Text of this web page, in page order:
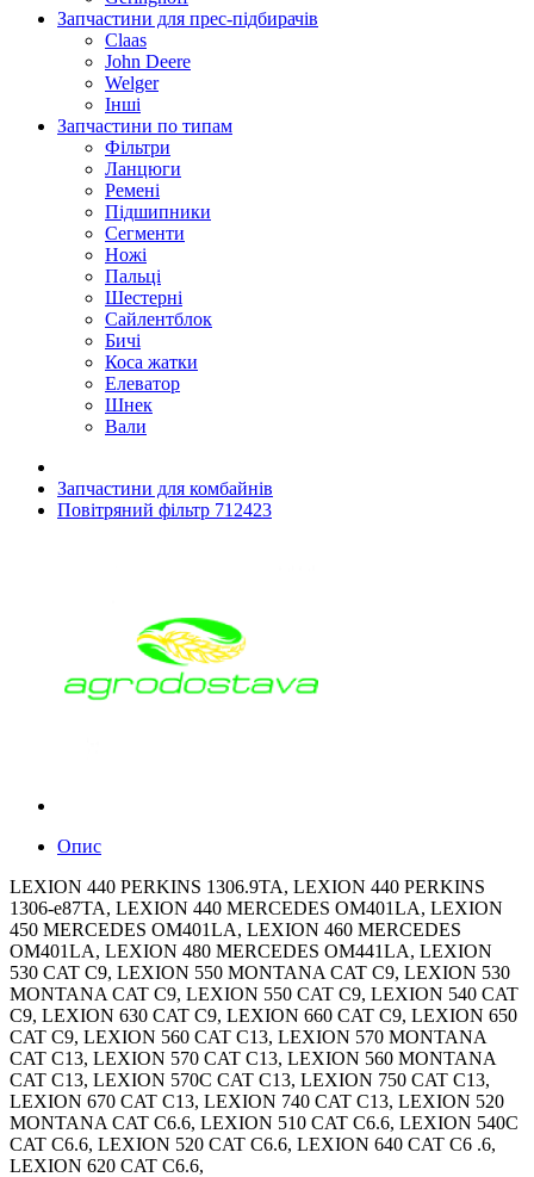
Запчастини для прес-підбирачів
Claas
John Deere
Welger
Інші
Запчастини по типам
Фільтри
Ланцюги
Ремені
Підшипники
Сегменти
Ножі
Пальці
Шестерні
Сайлентблок
Бичі
Коса жатки
Елеватор
Шнек
Вали
Запчастини для комбайнів
Повітряний фільтр 712423
Опис
LEXION 440 PERKINS 1306.9TA, LEXION 440 PERKINS
1306-e87TA, LEXION 440 MERCEDES OM401LA, LEXION
450 MERCEDES OM401LA, LEXION 460 MERCEDES
OM401LA, LEXION 480 MERCEDES OM441LA, LEXION
530 CAT C9, LEXION 550 MONTANA CAT C9, LEXION 530
MONTANA CAT C9, LEXION 550 CAT C9, LEXION 540 CAT
C9, LEXION 630 CAT C9, LEXION 660 CAT C9, LEXION 650
CAT C9, LEXION 560 CAT C13, LEXION 570 MONTANA
CAT C13, LEXION 570 CAT C13, LEXION 560 MONTANA
CAT C13, LEXION 570C CAT C13, LEXION 750 CAT C13,
LEXION 670 CAT C13, LEXION 740 CAT C13, LEXION 520
MONTANA CAT C6.6, LEXION 510 CAT C6.6, LEXION 540C
CAT C6.6, LEXION 520 CAT C6.6, LEXION 640 CAT C6 .6,
LEXION 620 CAT C6.6,